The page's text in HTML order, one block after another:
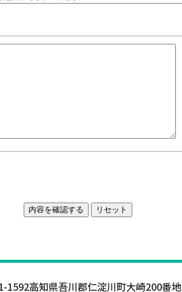
1592高知県吾川郡仁淀川町大崎200番地